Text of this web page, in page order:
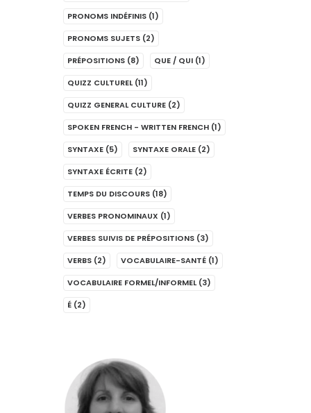
PRONOMS INDÉFINIS (1)
PRONOMS SUJETS (2)
PRÉPOSITIONS (8) QUE / QUI (1)
QUIZZ CULTUREL (11)
QUIZZ GENERAL CULTURE (2)
SPOKEN FRENCH - WRITTEN FRENCH (1)
SYNTAXE (5) SYNTAXE ORALE (2)
SYNTAXE ÉCRITE (2)
TEMPS DU DISCOURS (18)
VERBES PRONOMINAUX (1)
VERBES SUIVIS DE PRÉPOSITIONS (3)
VERBS (2) VOCABULAIRE-SANTÉ (1)
VOCABULAIRE FORMEL/INFORMEL (3)
É (2)